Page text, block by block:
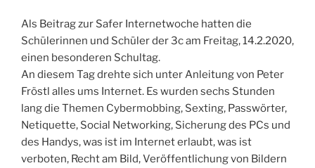
Als Beitrag zur Safer Internetwoche hatten die
Schülerinnen und Schüler der 3c am Freitag, 14.2.2020,
einen besonderen Schultag.
An diesem Tag drehte sich unter Anleitung von Peter
Fröstl alles ums Internet. Es wurden sechs Stunden
lang die Themen Cybermobbing, Sexting, Passwörter,
Netiquette, Social Networking, Sicherung des PCs und
des Handys, was ist im Internet erlaubt, was ist
verboten, Recht am Bild, Veröffentlichung von Bildern